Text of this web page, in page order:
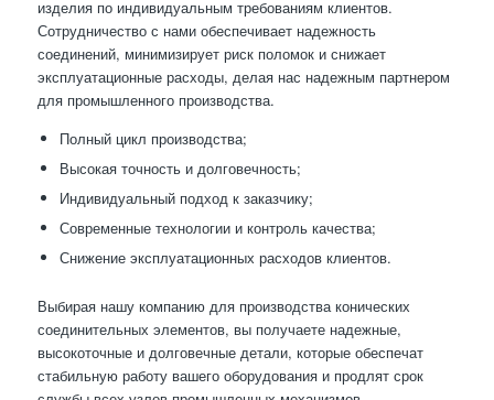
изделия по индивидуальным требованиям клиентов.
Сотрудничество с нами обеспечивает надежность
соединений, минимизирует риск поломок и снижает
эксплуатационные расходы, делая нас надежным партнером
для промышленного производства.
Полный цикл производства;
Высокая точность и долговечность;
Индивидуальный подход к заказчику;
Современные технологии и контроль качества;
Снижение эксплуатационных расходов клиентов.
Выбирая нашу компанию для производства конических
соединительных элементов, вы получаете надежные,
высокоточные и долговечные детали, которые обеспечат
стабильную работу вашего оборудования и продлят срок